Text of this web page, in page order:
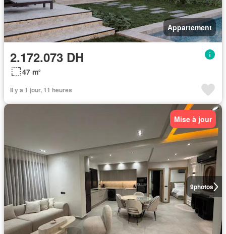
Appartement
2.172.073 DH
47 m²
Il y a 1 jour, 11 heures
9photos
Mise à jour